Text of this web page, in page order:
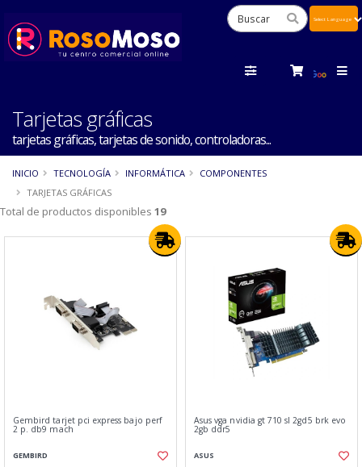
Tarjetas gráficas
tarjetas gráficas, tarjetas de sonido, controladoras...
INICIO TECNOLOGÍA INFORMÁTICA
COMPONENTES
TARJETAS GRÁFICAS
Total de productos disponibles 19
Gembird tarjet pci express bajo perf
2 p. db9 mach
GEMBIRD
Asus vga nvidia gt 710 sl 2gd5 brk evo
2gb ddr5
ASUS